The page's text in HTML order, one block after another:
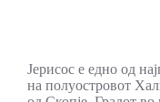
Јерисос е едно од
на полуостровот